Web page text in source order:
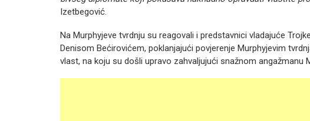
Izetbegović.
Na Murphyjeve tvrdnju su reagovali i predstavnici vladajuće
Denisom Bećirovićem, poklanjajući povjerenje Murphyjevim
vlast, na koju su došli upravo zahvaljujući snažnom angažmanu